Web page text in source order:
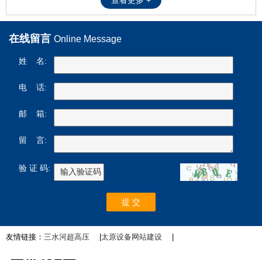
在线留言 Online Message
姓 名:
电 话:
邮 箱:
留 言:
验 证 码:
友情链接： 三水河超高压 |太原设备网站建设 |